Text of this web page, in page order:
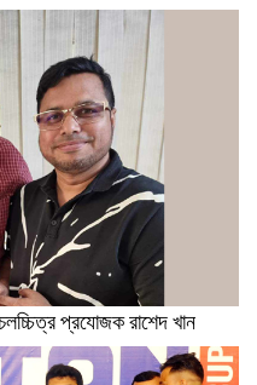
প্রযোজক রাশেদ খান